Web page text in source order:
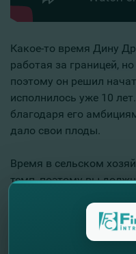
Какое-то время Дину
работая за границей,
поэтому он решил
исполнилось уже 10
благодаря его
дало свои плоды.
Время в сельском
темп, поэтому вы
Поэтому, мысля
фермер приобрел